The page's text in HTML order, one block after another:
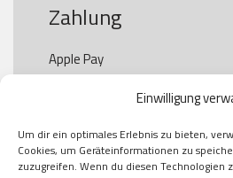
Einwilligung
Um dir ein optimales Erlebnis zu bieten,
Cookies, um Geräteinformationen zu
zuzugreifen. Wenn du diesen Technologien
Zahlung
Apple Pay
Paypal
Kauf auf Rechung
Klarna